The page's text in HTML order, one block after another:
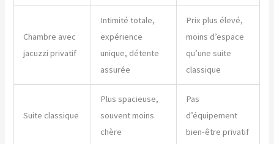
Chambre avec
jacuzzi privatif
Intimité totale,
expérience
unique, détente
assurée
Prix plus élevé,
moins d’espace
qu’une suite
classique
Suite classique
Plus spacieuse,
souvent moins
chère
Pas
d’équipement
bien-être privatif